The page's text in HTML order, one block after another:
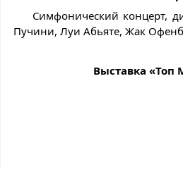
Симфонический концерт,
Пучини, Луи Абьяте, Жак
Выставка «Топ